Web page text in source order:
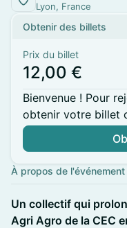
Lyon, France
Obtenir des billets
Prix du billet
12,00 €
Bienvenue ! Pour
obtenir votre billet
À propos de l'événement
Un collectif qui
Agri Agro de la CEC